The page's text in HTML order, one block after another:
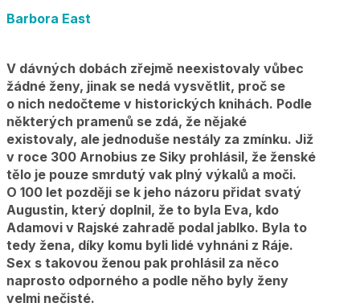
Barbora East
V dávných dobách zřejmě neexistovaly vůbec
žádné ženy, jinak se nedá vysvětlit, proč se
o nich nedočteme v historických knihách. Podle
některých pramenů se zdá, že nějaké
existovaly, ale jednoduše nestály za zmínku. Již
v roce 300 Arnobius ze Siky prohlásil, že ženské
tělo je pouze smrdutý vak plný výkalů a moči.
O 100 let později se k jeho názoru přidat svatý
Augustin, který doplnil, že to byla Eva, kdo
Adamovi v Rajské zahradě podal jablko. Byla to
tedy žena, díky komu byli lidé vyhnáni z Ráje.
Sex s takovou ženou pak prohlásil za něco
naprosto odporného a podle něho byly ženy
velmi nečisté.